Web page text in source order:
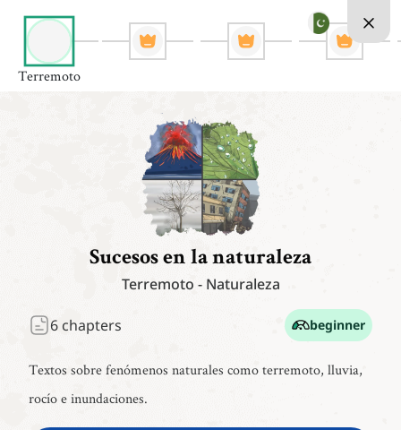
Terremoto
Sucesos en la naturaleza
Terremoto - Naturaleza
6 chapters beginner
Textos sobre fenómenos naturales como terremoto, lluvia,
rocío e inundaciones.